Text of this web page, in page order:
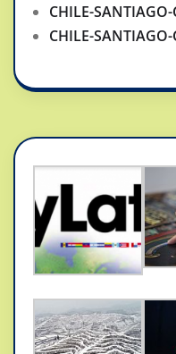
CHILE-
CHILE-